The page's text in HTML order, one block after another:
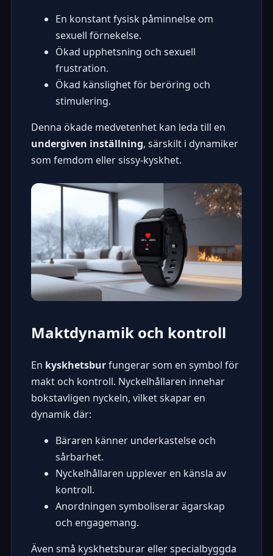
En konstant fysisk påminnelse om
sexuell förnekelse.
Ökad upphetsning och sexuell
frustration.
Ökad känslighet för beröring och
stimulering.
Denna ökade medvetenhet kan leda till en
undergiven inställning, särskilt i dynamiker
som femdom eller sissy-kyskhet.
Maktdynamik och kontroll
En kyskhetsburfungerar som en symbol för
makt och kontroll. Nyckelhållaren innehar
bokstavligen nyckeln, vilket skapar en
dynamik där:
Bäraren känner underkastelse och
sårbarhet.
Nyckelhållaren upplever en känsla av
kontroll.
Anordningen symboliserar ägarskap
och engagemang.
Även små kyskhetsburar eller specialbyggda